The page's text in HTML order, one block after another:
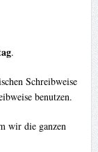
.
Schreibweise
benutzen.
wir die ganzen